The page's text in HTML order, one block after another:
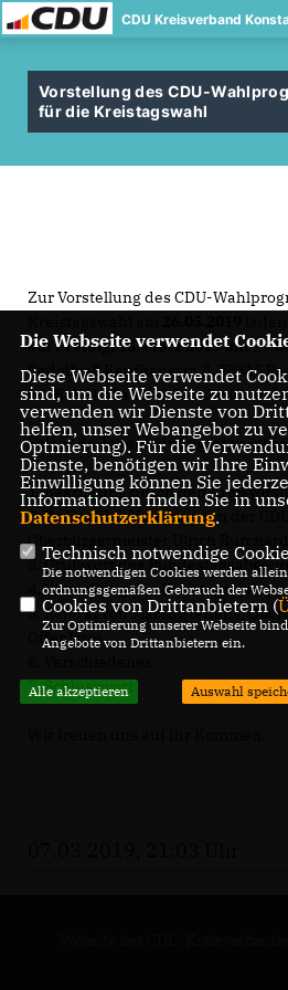
CDU Kreisverband
Vorstellung des CDU-
für die Kreistagswahl
Zur Vorstellung des CDU-
auf Freitag, 15. März 2019 um
Radolfzell Kaufhausstr. 3, 78315
am Bahnhof ausreichend
Folgende Tagesordnung ist
1. Begrüßung durch den
2. Bericht des Vorsitzenden der
Oberbürgermeister Ulrich Burchardt
3. Grußwort des
4. Vorstellung des
5. Referat von Marco Steffens,
Offenburg
7. Schlusswort
Die Webseite verwendet
Diese Webseite verwendet
sind, um die Webseite zu
verwenden wir Dienste von
helfen, unser Webangebot zu
Optmierung). Für die
Dienste, benötigen wir Ihre
Einwilligung können Sie
Informationen finden Sie in
Datenschutzerklärung.
Technisch notwendige
Die notwendigen Cookies werden
ordnungsgemäßen Gebrauch der
Cookies von Drittanbietern (
Zur Optimierung unserer Webseite
Angebote von Drittanbietern ein.
Alle akzeptieren Auswahl